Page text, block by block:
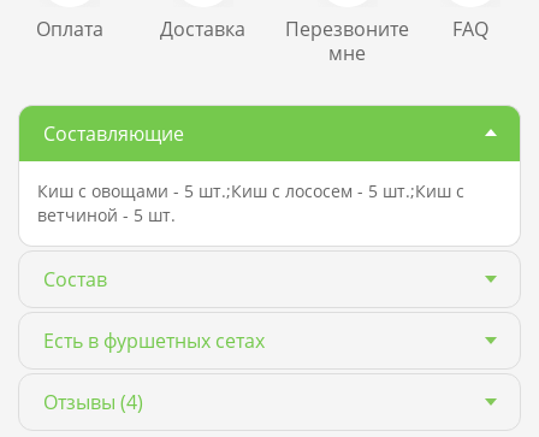
Составляющие
Киш с овощами - 5 шт.;Киш с лососем - 5 шт.;Киш с
ветчиной - 5 шт.
Состав
Есть в фуршетных сетах
Отзывы (4)
Оплата Доставка
Перезвоните
мне
FAQ